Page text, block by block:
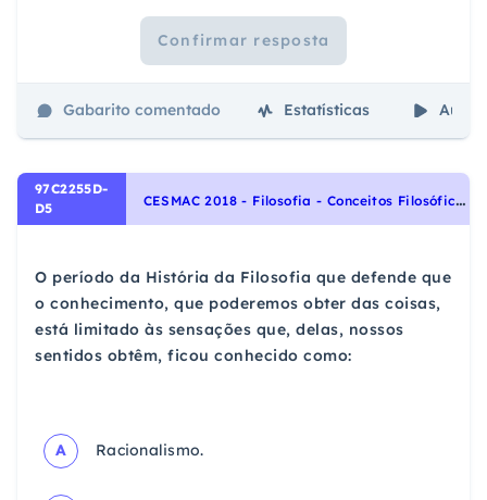
Confirmar resposta
Gabarito comentado Estatísticas Aulas
97C2255D-
D5
C
ESMAC 2018 - Filosofia - Conceitos Filosóficos
O período da História da Filosofia que defende que
o conhecimento, que poderemos obter das coisas,
está limitado às sensações que, delas, nossos
sentidos obtêm, ficou conhecido como:
A Racionalismo.